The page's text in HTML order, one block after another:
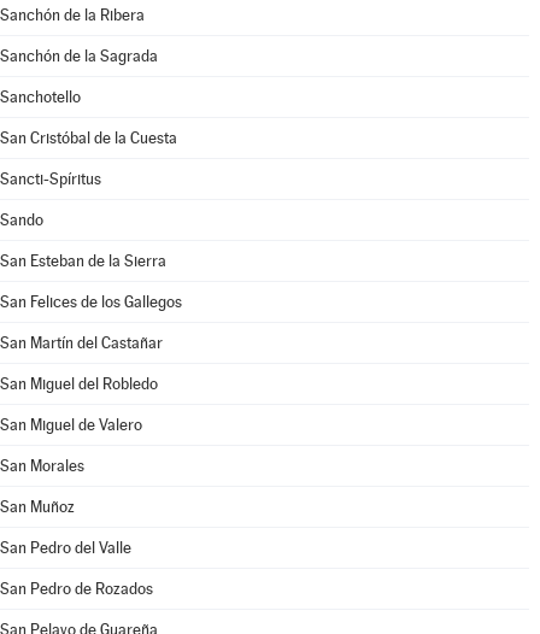
Sanchón de la Ribera
Sanchón de la Sagrada
Sanchotello
San Cristóbal de la Cuesta
Sancti-Spíritus
Sando
San Esteban de la Sierra
San Felices de los Gallegos
San Martín del Castañar
San Miguel del Robledo
San Miguel de Valero
San Morales
San Muñoz
San Pedro del Valle
San Pedro de Rozados
San Pelayo de Guareña